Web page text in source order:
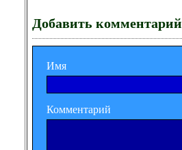
Добавить комментарий
Имя
Комментарий